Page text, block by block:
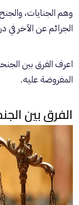
وهم الجنايات،
الجرائم عن الآخر في
اعرف الفرق بين
المفروضة عليه.
الفرق بين